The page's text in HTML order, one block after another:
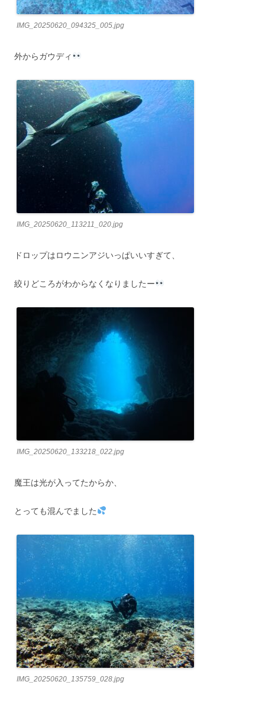
IMG_20250620_094325_005.jpg
外からガウディ
IMG_20250620_113211_020.jpg
ドロップはロウニンアジいっぱいいすぎて、
絞りどころがわからなくなりましたー
IMG_20250620_133218_022.jpg
魔王は光が入ってたからか、
とっても混んでました
IMG_20250620_135759_028.jpg